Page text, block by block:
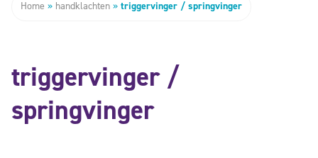
Home » handklachten » triggervinger / springvinger
triggervinger /
springvinger